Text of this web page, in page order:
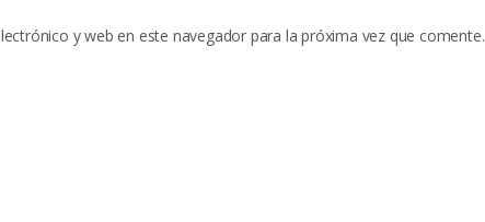
y web en este navegador para la próxima vez que comente.